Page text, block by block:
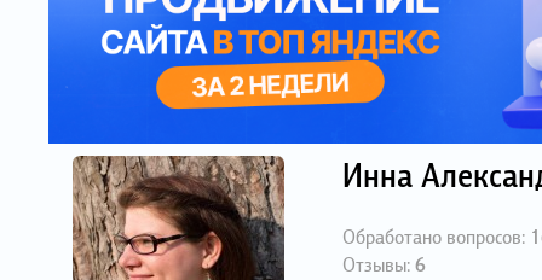
Инна
Обработано вопросов:
Отзывы:6